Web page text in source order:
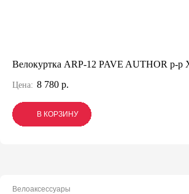
Велокуртка ARP-12 PAVE AUTHOR р-р
Цена: 8 780 р.
В КОРЗИНУ
В КОРЗИНУ
В КОРЗИНУ
Велоаксессуары